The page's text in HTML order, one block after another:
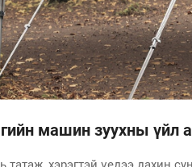
машин зуухны үйл